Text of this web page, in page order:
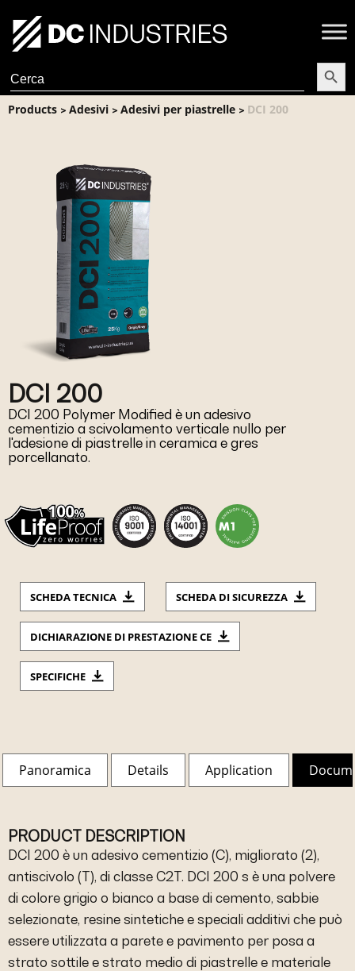
Search
for:
Search
Products > Adesivi > Adesivi per piastrelle > DCI 200
DCI 200
DCI 200 Polymer Modified è un adesivo
cementizio a scivolamento verticale nullo per
l'adesione di piastrelle in ceramica e gres
porcellanato.
SCHEDA TECNICA SCHEDA DI SICUREZZA
DICHIARAZIONE DI PRESTAZIONE CE
SPECIFICHE
Panoramica Details Application
PRODUCT DESCRIPTION
DCI 200 è un adesivo cementizio (C), migliorato (2),
antiscivolo (T), di classe C2T. DCI 200 s è una polvere
di colore grigio o bianco a base di cemento, sabbie
selezionate, resine sintetiche e speciali additivi che può
essere utilizzata a parete e pavimento per posa a
strato sottile e strato medio di piastrelle e materiale